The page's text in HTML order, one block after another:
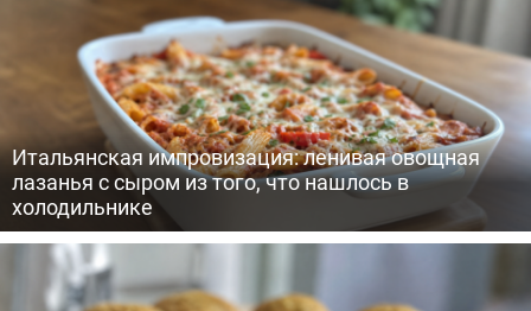
Итальянская импровизация: ленивая овощная
лазанья с сыром из того, что нашлось в
холодильнике